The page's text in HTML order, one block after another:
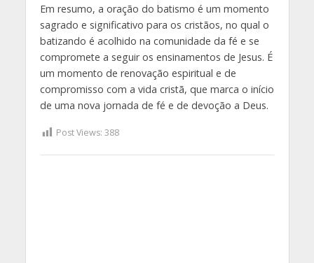
Em resumo, a oração do batismo é um momento
sagrado e significativo para os cristãos, no qual o
batizando é acolhido na comunidade da fé e se
compromete a seguir os ensinamentos de Jesus. É
um momento de renovação espiritual e de
compromisso com a vida cristã, que marca o início
de uma nova jornada de fé e de devoção a Deus.
Post Views: 388